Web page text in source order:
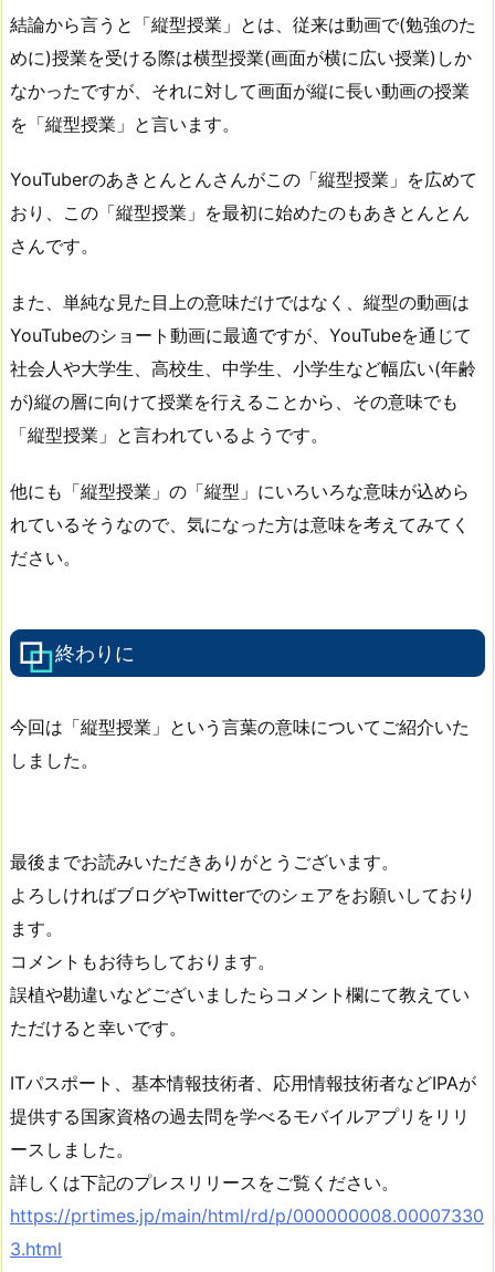
結論から言うと「縦型授業」とは、従来は動画で(勉強のた
めに)授業を受ける際は横型授業(画面が横に広い授業)しか
なかったですが、それに対して画面が縦に長い動画の授業
を「縦型授業」と言います。
YouTuberのあきとんとんさんがこの「縦型授業」を広めて
おり、この「縦型授業」を最初に始めたのもあきとんとん
さんです。
また、単純な見た目上の意味だけではなく、縦型の動画は
YouTubeのショート動画に最適ですが、YouTubeを通じて
社会人や大学生、高校生、中学生、小学生など幅広い(年齢
が)縦の層に向けて授業を行えることから、その意味でも
「縦型授業」と言われているようです。
他にも「縦型授業」の「縦型」にいろいろな意味が込めら
れているそうなので、気になった方は意味を考えてみてく
ださい。
終わりに
今回は「縦型授業」という言葉の意味についてご紹介いた
しました。
最後までお読みいただきありがとうございます。
よろしければブログやTwitterでのシェアをお願いしており
ます。
コメントもお待ちしております。
誤植や勘違いなどございましたらコメント欄にて教えてい
ただけると幸いです。
ITパスポート、基本情報技術者、応用情報技術者などIPAが
提供する国家資格の過去問を学べるモバイルアプリをリリ
ースしました。
詳しくは下記のプレスリリースをご覧ください。
https://prtimes.jp/main/html/rd/p/000000008.00007330
3.html